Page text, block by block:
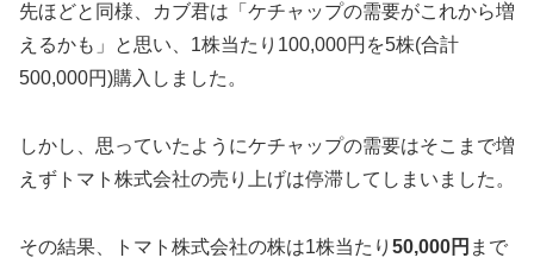
先ほどと同様、カブ君は「ケチャップの需要がこれから増
えるかも」と思い、1株当たり100,000円を5株(合計
500,000円)購入しました。
しかし、思っていたようにケチャップの需要はそこまで増
えずトマト株式会社の売り上げは停滞してしまいました。
その結果、トマト株式会社の株は1株当たり 50,000円 まで